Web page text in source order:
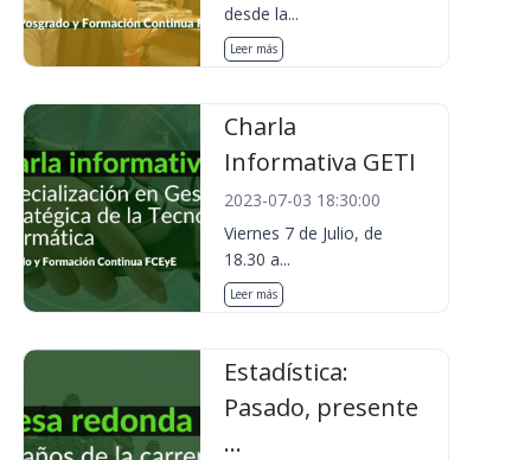
desde la...
Leer más
Charla
Informativa GETI
2023-07-03 18:30:00
Viernes 7 de Julio, de
18.30 a...
Leer más
Estadística:
Pasado, presente
...